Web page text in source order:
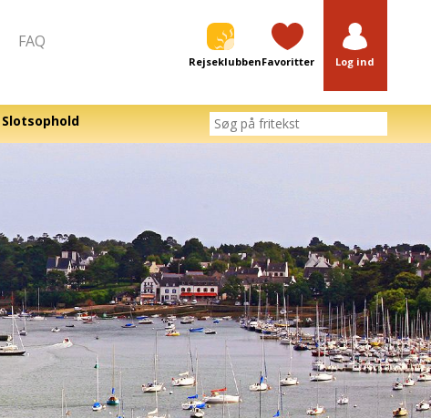
FAQ
RejseklubbenFavoritter Log ind
Slotsophold